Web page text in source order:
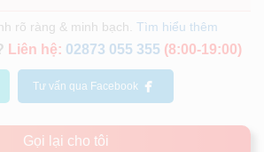
rõ ràng & minh bạch. Tìm hiểu thêm
Liên hệ: 02873 055 355 (8:00-19:00)
Tư vấn qua Facebook
Gọi lại cho tôi